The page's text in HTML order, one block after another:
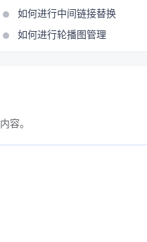
如何进行中间链接替换
如何进行轮播图管理
容。